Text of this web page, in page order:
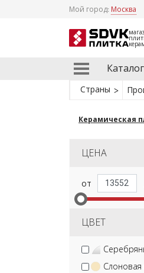
Мой город: Москва
Каталог
Страны
Керамическая
ЦЕНА
ЦВЕТ
Слоновая